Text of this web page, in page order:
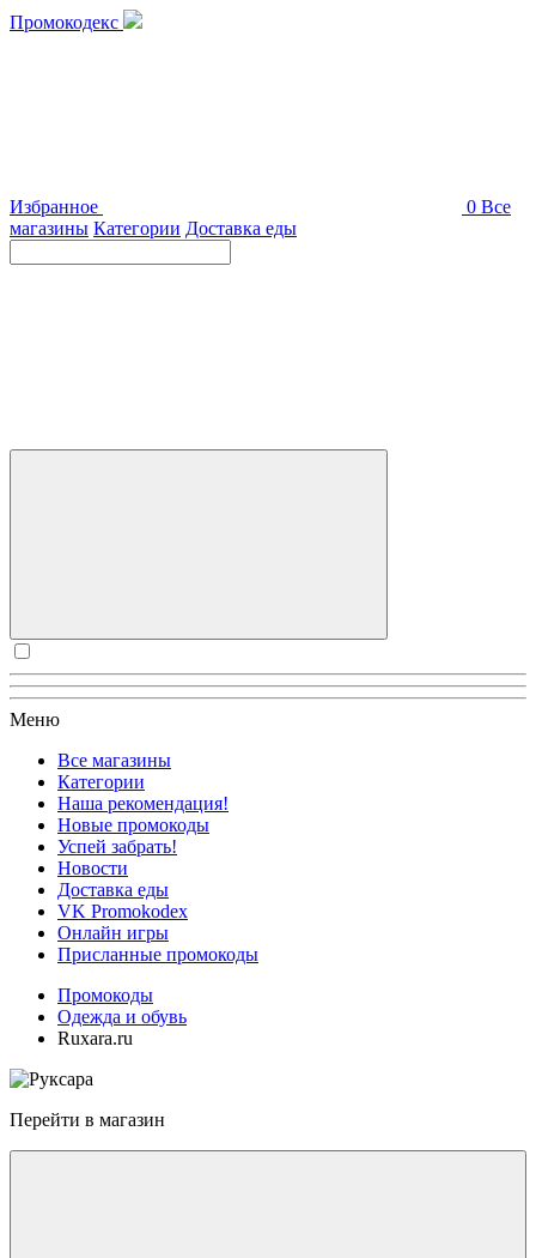
Промокодекс
Избранное 0 Все
магазины Категории Доставка еды
Меню
Все магазины
Категории
Наша рекомендация!
Новые промокоды
Успей забрать!
Новости
Доставка еды
VK Promokodex
Онлайн игры
Присланные промокоды
Промокоды
Одежда и обувь
Ruxara.ru
Перейти в магазин